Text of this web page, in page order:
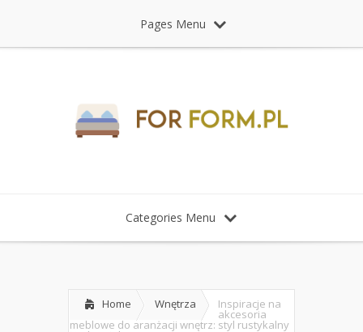
Pages Menu
Categories Menu
Home Wnętrza Inspiracje na
akcesoria
meblowe do aranżacji wnętrz: styl rustykalny